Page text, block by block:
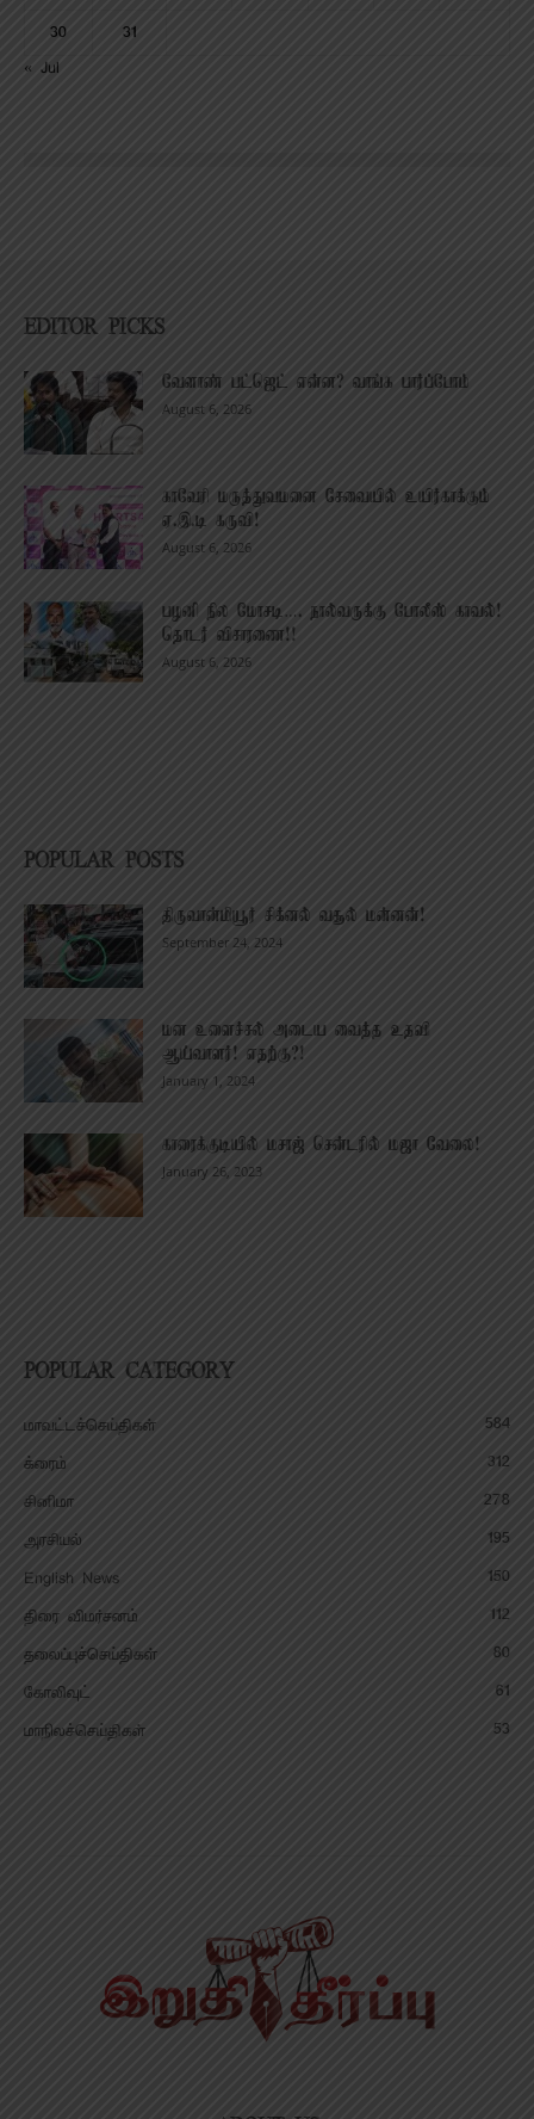
30
31
« Jul
EDITOR PICKS
வேளாண் பட்ஜெட் என்ன? வாங்க பார்ப்போம்
August 6, 2026
காவேரி மருத்துவமனை சேவையில் உயிர்காக்கும்
ஏ.இ.டி கருவி!
August 6, 2026
பழனி நில மோசடி…. நால்வருக்கு போலீஸ் காவல்!
தொடர் விசாரணை!!
August 6, 2026
POPULAR POSTS
திருவான்மியூர் சிக்னல் வசூல் மன்னன்!
September 24, 2024
மன உளைச்சல் அடைய வைத்த உதவி
ஆய்வாளர்! எதற்கு?!
January 1, 2024
காரைக்குடியில் மசாஜ் சென்டரில் மஜா வேலை!
January 26, 2023
POPULAR CATEGORY
மாவட்டச்செய்திகள்
584
க்ரைம்
312
சினிமா
278
அரசியல்
195
English News
150
திரை விமர்சனம்
112
தலைப்புச்செய்திகள்
80
கோலிவுட்
61
மாநிலச்செய்திகள்
53